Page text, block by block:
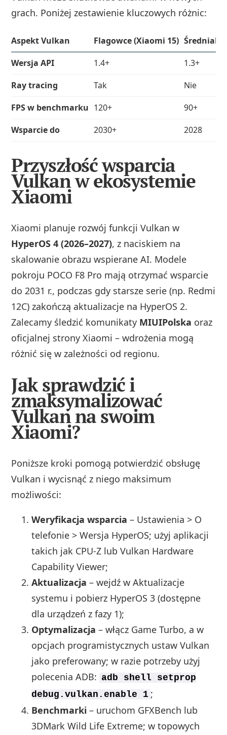
grach. Poniżej zestawienie kluczowych różnic:
Aspekt Vulkan Flagowce (Xiaomi 15) Średniaki
Wersja API
1.4+
1.3+
Ray tracing
Tak
Nie
FPS w benchmarku 120+
90+
Wsparcie do
2030+ 2028
Przyszłość wsparcia
Vulkan w ekosystemie
Xiaomi
Xiaomi planuje rozwój funkcji Vulkan w
HyperOS 4 (2026–2027), z naciskiem na
skalowanie obrazu wspierane AI. Modele
pokroju POCO F8 Pro mają otrzymać wsparcie
do 2031 r., podczas gdy starsze serie (np. Redmi
12C) zakończą aktualizacje na HyperOS 2.
Zalecamy śledzić komunikaty MIUIPolska oraz
oficjalnej strony Xiaomi – wdrożenia mogą
różnić się w zależności od regionu.
Jak sprawdzić i
zmaksymalizować
Vulkan na swoim
Xiaomi?
Poniższe kroki pomogą potwierdzić obsługę
Vulkan i wycisnąć z niego maksimum
możliwości:
Weryfikacja wsparcia – Ustawienia > O
telefonie > Wersja HyperOS; użyj aplikacji
takich jak CPU-Z lub Vulkan Hardware
Capability Viewer;
Aktualizacja – wejdź w Aktualizacje
systemu i pobierz HyperOS 3 (dostępne
dla urządzeń z fazy 1);
Optymalizacja – włącz Game Turbo, a w
opcjach programistycznych ustaw Vulkan
jako preferowany; w razie potrzeby użyj
polecenia ADB: adb shell setprop
debug.vulkan.enable 1 ;
Benchmarki – uruchom GFXBench lub
3DMark Wild Life Extreme; w topowych